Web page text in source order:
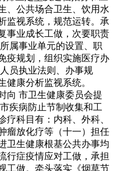
、公共场合卫生、饮用水
监视系统，规范运转。承
事业成长工做，次要职责
属事业单元的设置、职
疫规划，组织实施医疗办
员执业法则、办事规
健康分析监视系统。
向 市卫生健康委员会提
疾病防止节制收集和工
疗科目有：内科、外科、
瘤放化疗等（十一）担任
卫生健康根基公共办事均
行症疫情应对工做，承担
工做。牵头落实《烟草节